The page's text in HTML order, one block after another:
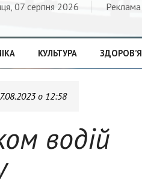
07 серпня 2026 Реклама
КУЛЬТУРА ЗДОРОВ’Я
о 12:58
водій